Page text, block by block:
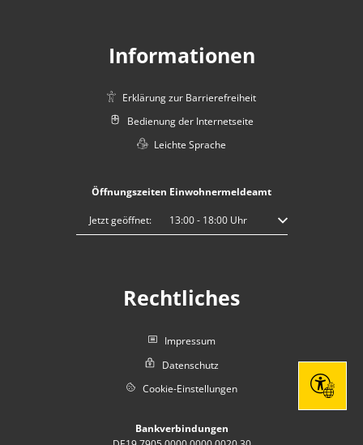
Informationen
Erklärung zur Barrierefreiheit
Bedienung der Internetseite
Leichte Sprache
Öffnungszeiten Einwohnermeldeamt
Klicken, um weitere Öffnungs- oder Schließzeiten auszublenden
Jetzt geöffnet: 13:00- 18:00Uhr Von 13:00 bis 18:00
Rechtliches
Impressum
Datenschutz
Cookie-Einstellungen
Bankverbindungen
Seite